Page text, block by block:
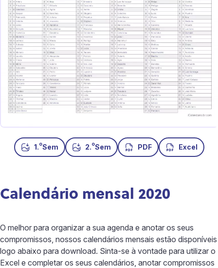
1.oSem 2.oSem PDF Excel
Calendário mensal 2020
O melhor para organizar a sua agenda e anotar os seus
compromissos, nossos calendários mensais estão disponíveis
logo abaixo para download. Sinta-se à vontade para utilizar o
Excel e completar os seus calendários, anotar compromissos